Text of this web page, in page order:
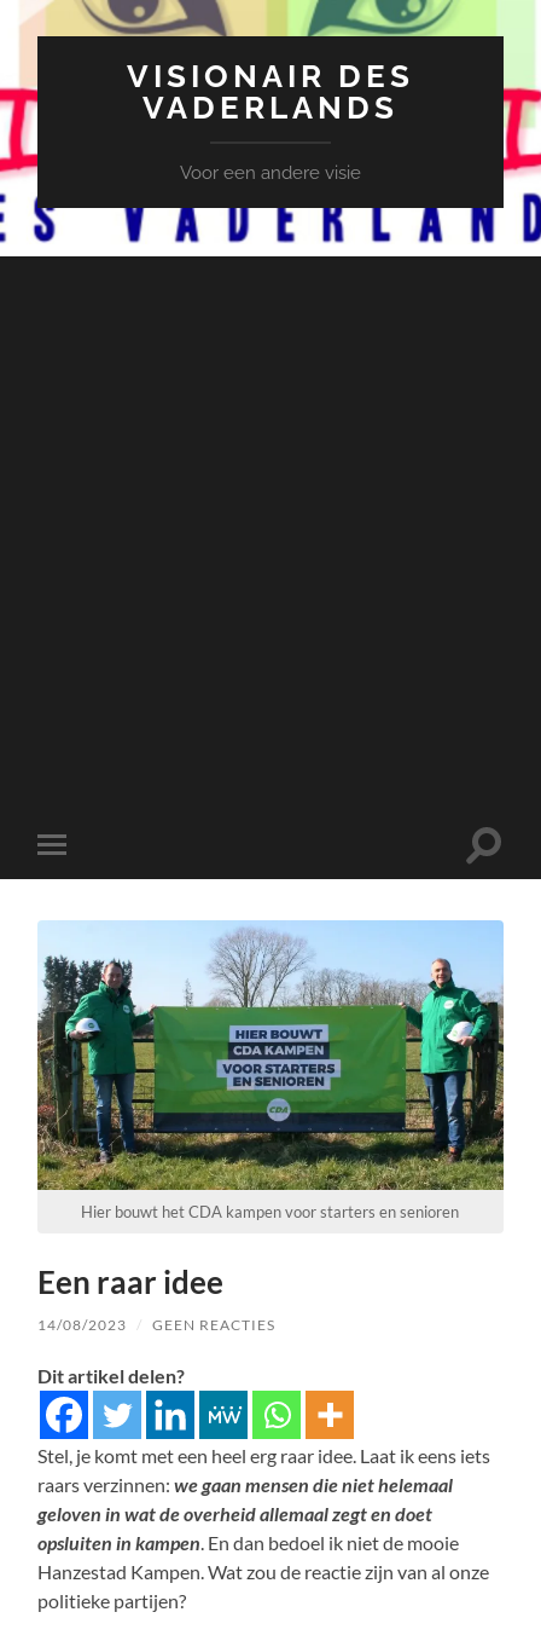
VISIONAIR DES
VADERLANDS
Voor een andere visie
Toggle
mobiel
Toggle
Hier bouwt het CDA kampen voor starters en senioren
Een raar idee
14/08/2023 / GEEN REACTIES
Dit artikel delen?
Stel, je komt met een heel erg raar idee. Laat ik eens iets
raars verzinnen:we gaan mensen die niet helemaal
geloven in wat de overheid allemaal zegt en doet
opsluiten in kampen. En dan bedoel ik niet de mooie
Hanzestad Kampen. Wat zou de reactie zijn van al onze
politieke partijen?